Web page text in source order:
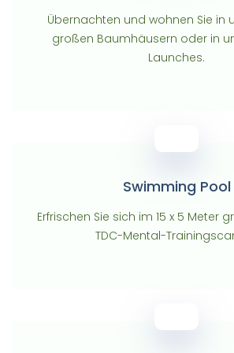
Übernachten und wohnen Sie in
großen Baumhäusern oder in
Launches.
Swimming Pool
Erfrischen Sie sich im 15 x 5 Meter
TDC-Mental-